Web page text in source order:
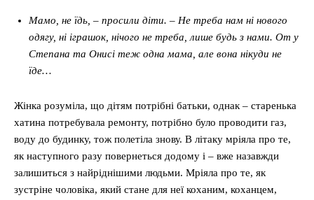
Мамо, не їдь, – просили діти. – Не треба нам ні нового
одягу, ні іграшок, нічого не треба, лише будь з нами. От у
Степана та Онисі теж одна мама, але вона нікуди не
їде…
Жінка розуміла, що дітям потрібні батьки, однак – старенька
хатина потребувала ремонту, потрібно було проводити газ,
воду до будинку, тож полетіла знову. В літаку мріяла про те,
як наступного разу повернеться додому і – вже назавжди
залишиться з найріднішими людьми. Мріяла про те, як
зустріне чоловіка, який стане для неї коханим, коханцем,